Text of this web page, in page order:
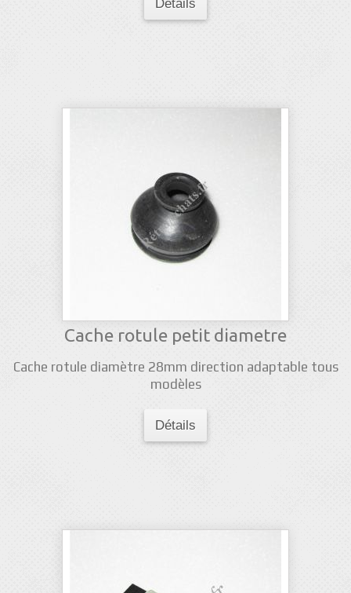
Détails
Cache rotule petit diametre
Cache rotule diamètre 28mm direction adaptable tous
modèles
Détails